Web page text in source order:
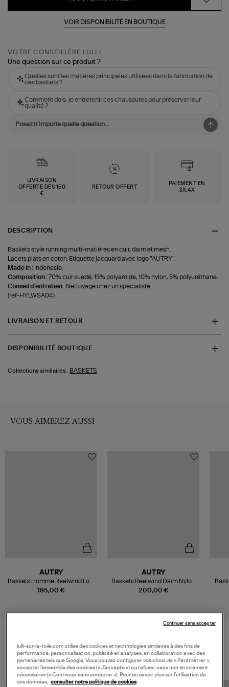
VOIR DISPONIBILITÉ EN BOUTIQUE
VOTRE CONSEILLÈRE LULLI
Une question sur ce produit ?
Quelles sont les matières principales utilisées dans la fabrication de
ces baskets ?
Comment dois-je entretenir ces chaussures pour préserver leur
qualité ?
LIVRAISON
OFFERTE DÈS 150
€
RETOUR OFFERT
PAIEMENT EN
3X,4X
DESCRIPTION
Baskets style running multi-matières en cuir, daim et mesh.
Lacets plats en coton. Etiquette jacquard avec logo "AUTRY".
Made in : Indonesie.
Composition : 70% cuir suédé, 15% polyamide, 10% nylon, 5% polyuréthane.
Conseil d'entretien : Nettoyage chez un spécialiste.
(ref-HYLWSA04)
LIVRAISON ET RETOUR
DISPONIBILITÉ BOUTIQUE
Collections similaires : BASKETS
VOUS AIMEREZ AUSSI
185,00 €
AUTRY
Baskets Homme Reelwind Low
Suede Net White Black
200,00 €
AUTRY
Baskets Reelwind Daim Nylon
Beige, Gris, Rose
VOS DERNIERS PRODUITS VUS
lulli-sur-la-toile.com utilise des cookies et technologies similaires à des fins de
performance, personnalisation, publicité et analyses, en collaboration avec des
partenaires tels que Google. Vous pouvez configurer vos choix via « Paramétrer »,
accepter l’ensemble des cookies (« J’accepte ») ou refuser ceux non strictement
nécessaires (« Continuer sans accepter »). Pour en savoir plus sur l’utilisation de
vos données, consulter notre politique de cookies
Continuer sans accepter